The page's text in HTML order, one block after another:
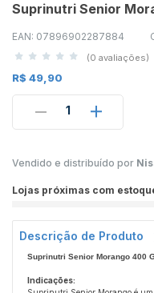
Suprinutri Senior
EAN: 07896902287884
(0 avaliações)
R$ 49,90
1
Vendido e distribuído por
Lojas próximas com
Descrição de Produto
Suprinutri Senior Morango 400
Indicações: